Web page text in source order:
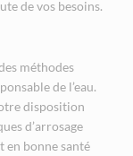
de vos besoins.
méthodes
de l’eau.
disposition
d’arrosage
en bonne santé